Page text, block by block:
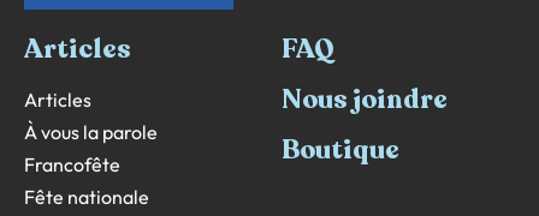
Articles
Articles
À vous la parole
Francofête
Fête nationale
FAQ
Nous joindre
Boutique